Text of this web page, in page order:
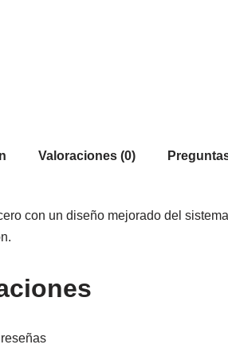
Valoraciones (0)
con un diseño mejorado del